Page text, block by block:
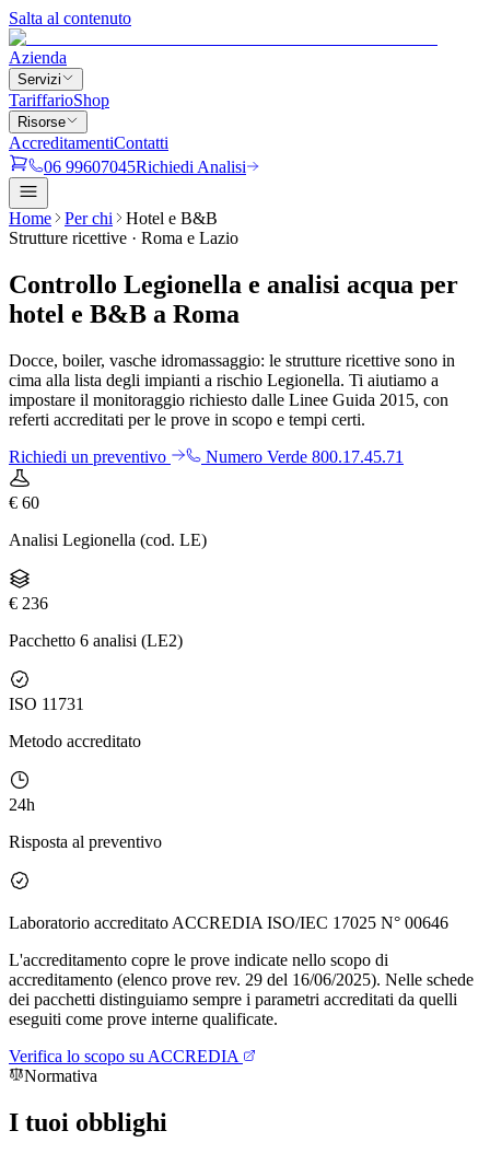
Salta al contenuto
Azienda
Servizi
TariffarioShop
Risorse
AccreditamentiContatti
06 99607045Richiedi Analisi
Home Per chi
Hotel e B&B
Strutture ricettive · Roma e Lazio
Controllo Legionella e analisi acqua per
hotel e B&B a Roma
Docce, boiler, vasche idromassaggio: le strutture ricettive sono in
cima alla lista degli impianti a rischio Legionella. Ti aiutiamo a
impostare il monitoraggio richiesto dalle Linee Guida 2015, con
referti accreditati per le prove in scopo e tempi certi.
Richiedi un preventivo
Numero Verde 800.17.45.71
€ 60
Analisi Legionella (cod. LE)
€ 236
Pacchetto 6 analisi (LE2)
ISO 11731
Metodo accreditato
24h
Risposta al preventivo
Laboratorio accreditato ACCREDIA ISO/IEC 17025 N° 00646
L'accreditamento copre le prove indicate nello scopo di
accreditamento (elenco prove rev. 29 del 16/06/2025). Nelle schede
dei pacchetti distinguiamo sempre i parametri accreditati da quelli
eseguiti come prove interne qualificate.
Verifica lo scopo su ACCREDIA
Normativa
I tuoi obblighi